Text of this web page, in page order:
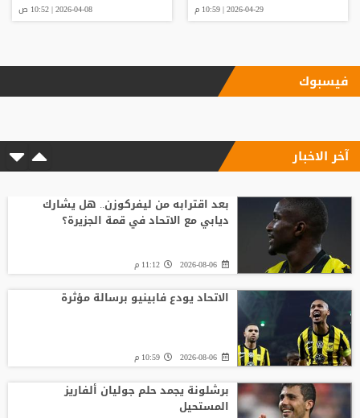
2026-04-29 | 10:59 م 2026-04-08 | 10:52 ص
فيسبوك
آخر الاخبار
بعد اقترابه من ليفركوزن.. هل يشارك
ديابي مع الاتحاد في قمة الجزيرة؟
2026-08-06 11:12 م
الاتحاد يودع فابينيو برسالة مؤثرة
2026-08-06 10:59 م
برشلونة يجمد حلم جوليان ألفاريز
المستحيل